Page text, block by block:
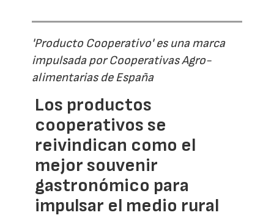
'Producto Cooperativo' es una marca
impulsada por Cooperativas Agro-
alimentarias de España
Los productos
cooperativos se
reivindican como el
mejor souvenir
gastronómico para
impulsar el medio rural